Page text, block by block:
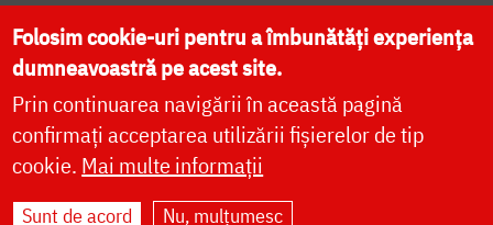
DONEAZĂ ONLINE PENTRU CATEDRALA NAȚIONALĂ
LIVE
Site dezvoltat deDOXOLOGIA MEDIA
Folosim cookie-uri pentru a îmbunătăți experiența
dumneavoastră pe acest site.
Prin continuarea navigării în această pagină
confirmați acceptarea utilizării fișierelor de tip
cookie. Mai multe informații
Sunt de acord Nu, mulțumesc